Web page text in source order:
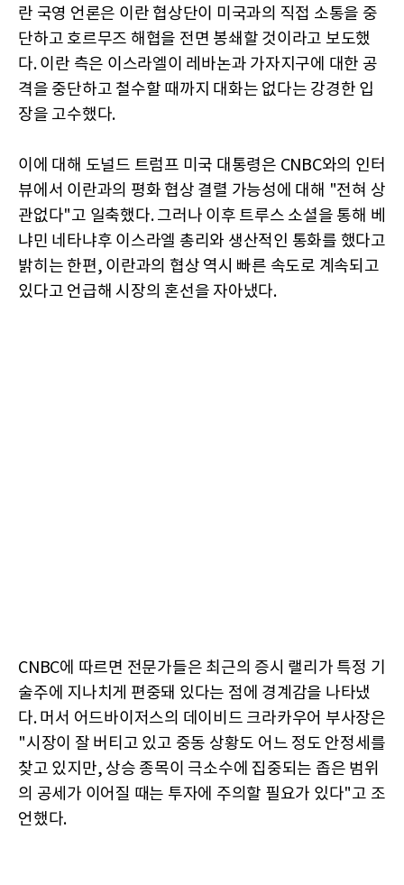
란 국영 언론은 이란 협상단이 미국과의 직접 소통을 중
단하고 호르무즈 해협을 전면 봉쇄할 것이라고 보도했
다. 이란 측은 이스라엘이 레바논과 가자지구에 대한 공
격을 중단하고 철수할 때까지 대화는 없다는 강경한 입
장을 고수했다.
이에 대해 도널드 트럼프 미국 대통령은 CNBC와의 인터
뷰에서 이란과의 평화 협상 결렬 가능성에 대해 "전혀 상
관없다"고 일축했다. 그러나 이후 트루스 소셜을 통해 베
냐민 네타냐후 이스라엘 총리와 생산적인 통화를 했다고
밝히는 한편, 이란과의 협상 역시 빠른 속도로 계속되고
있다고 언급해 시장의 혼선을 자아냈다.
CNBC에 따르면 전문가들은 최근의 증시 랠리가 특정 기
술주에 지나치게 편중돼 있다는 점에 경계감을 나타냈
다. 머서 어드바이저스의 데이비드 크라카우어 부사장은
"시장이 잘 버티고 있고 중동 상황도 어느 정도 안정세를
찾고 있지만, 상승 종목이 극소수에 집중되는 좁은 범위
의 공세가 이어질 때는 투자에 주의할 필요가 있다"고 조
언했다.